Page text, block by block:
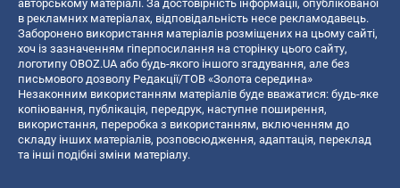
авторському матеріалі. За достовірність інформації, опублікованої
в рекламних матеріалах, відповідальність несе рекламодавець.
Заборонено використання матеріалів розміщених на цьому сайті,
хоч із зазначенням гіперпосилання на сторінку цього сайту,
логотипу OBOZ.UA або будь-якого іншого згадування, але без
письмового дозволу Редакції/ТОВ «Золота середина»
Незаконним використанням матеріалів буде вважатися: будь-яке
копiювання, публiкацiя, передрук, наступне поширення,
використання, переробка з використанням, включенням до
складу інших матеріалів, розповсюдження, адаптація, переклад
та інші подібні зміни матеріалу.